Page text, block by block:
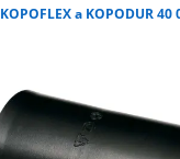
a KOPODUR 40